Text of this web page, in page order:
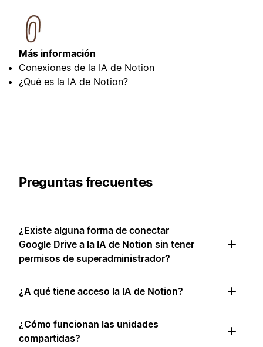
Más información
Conexiones de la IA de Notion
¿Qué es la IA de Notion?
Preguntas frecuentes
¿Existe alguna forma de conectar
Google Drive a la IA de Notion sin tener
permisos de superadministrador?
¿A qué tiene acceso la IA de Notion?
¿Cómo funcionan las unidades
compartidas?